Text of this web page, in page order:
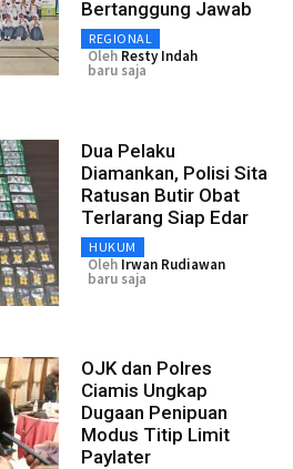
Bertanggung Jawab
REGIONAL
Oleh Resty Indah
baru saja
Dua Pelaku
Diamankan, Polisi Sita
Ratusan Butir Obat
Terlarang Siap Edar
HUKUM
Oleh Irwan Rudiawan
baru saja
OJK dan Polres
Ciamis Ungkap
Dugaan Penipuan
Modus Titip Limit
Paylater